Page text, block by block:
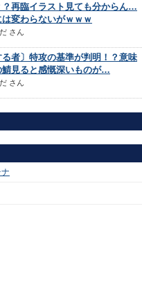
再臨イラスト見ても分からん…
変わらないがｗｗｗ
さん
者〕特攻の基準が判明！？意味
鯖見ると感慨深いものが…
さん